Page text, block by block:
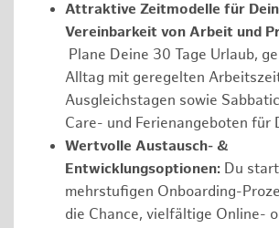
Attraktive Zeitmodelle für
Vereinbarkeit von Arbeit und
Plane Deine 30 Tage Urlaub,
Alltag mit geregelten
Ausgleichstagen sowie
Care- und Ferienangeboten für
Wertvolle Austausch- &
Entwicklungsoptionen: Du
mehrstufigen Onboarding-
die Chance, vielfältige Online-